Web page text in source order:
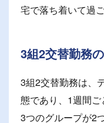
宅で落ち着いて過
3組2交替勤務
3組2交替勤務は、
態であり、1週間ご
3つのグループが2